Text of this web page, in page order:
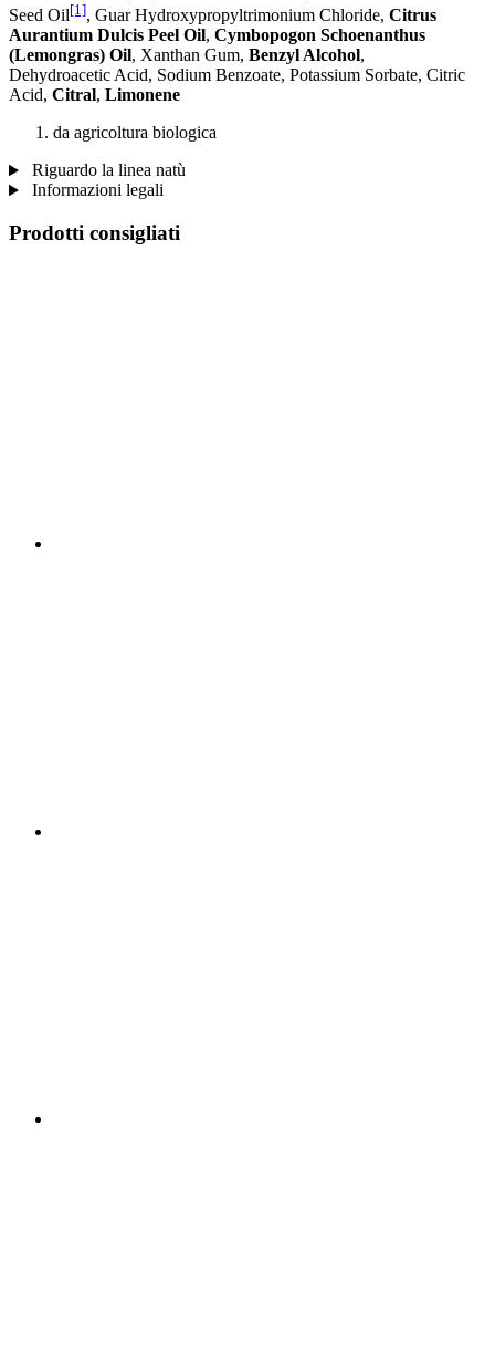
Seed Oil[1], Guar Hydroxypropyltrimonium Chloride, Citrus
Aurantium Dulcis Peel Oil, Cymbopogon Schoenanthus
(Lemongras) Oil, Xanthan Gum, Benzyl Alcohol,
Dehydroacetic Acid, Sodium Benzoate, Potassium Sorbate, Citric
Acid, Citral, Limonene
da agricoltura biologica
Riguardo la linea natù
Informazioni legali
Prodotti consigliati